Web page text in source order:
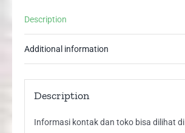
quantity
Description
Additional information
Description
Informasi kontak dan toko bisa dilihat di